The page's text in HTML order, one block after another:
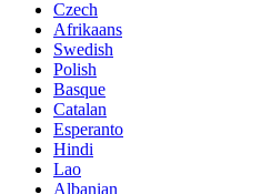
Czech
Afrikaans
Swedish
Polish
Basque
Catalan
Esperanto
Hindi
Lao
Albanian